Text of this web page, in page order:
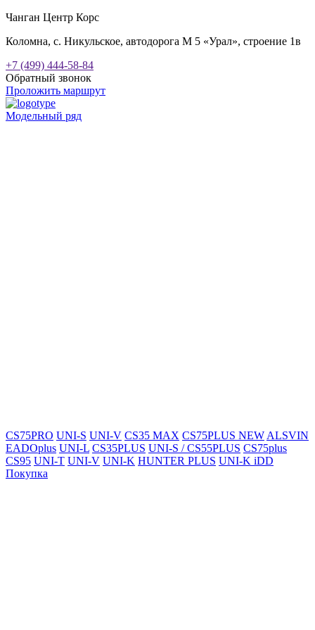
Чанган Центр Корс
Коломна, с. Никульское, автодорога М 5 «Урал», строение 1в
+7 (499) 444-58-84
Обратный звонок
Проложить маршрут
Модельный ряд
CS75PRO UNI-S UNI-V CS35 MAX CS75PLUS NEW ALSVIN
EADOplus UNI-L CS35PLUS UNI-S / CS55PLUS CS75plus
CS95 UNI-T UNI-V UNI-K HUNTER PLUS UNI-K iDD
Покупка